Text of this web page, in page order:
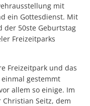
mit
ein Gottesdienst. Mit
der 50ste Geburtstag
Freizeitparks
Freizeitpark und das
gestemmt
allem so einige. Im
Seitz, dem